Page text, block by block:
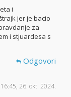
i
jer je bacio
za
i stjuardesa s
Odgovori
16:45, 26. okt. 2024.